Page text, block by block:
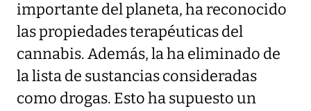
importante del planeta, ha reconocido
las propiedades terapéuticas del
cannabis. Además, la ha eliminado de
la lista de sustancias consideradas
como drogas. Esto ha supuesto un